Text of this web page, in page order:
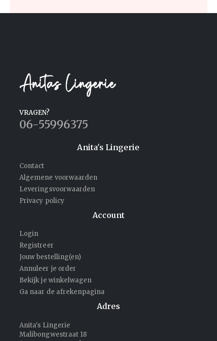
VRAGEN?
06-55996375
Anita's Lingerie
Contact
Algemene voorwaarden
Leveringsvoorwaarden
Privacy policy
Account
Login
Registreer
Jouw bestelling(en)
Annuleer je order
Bekijk je winkelwagen
Ga naar de afrekenpagina
Adres
Anita's Lingerie
Malibongwestraat 18